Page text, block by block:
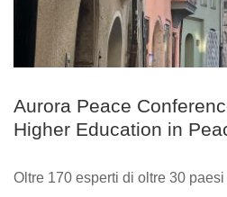
Aurora Peace
Higher Education in
Oltre 170 esperti di oltre 30